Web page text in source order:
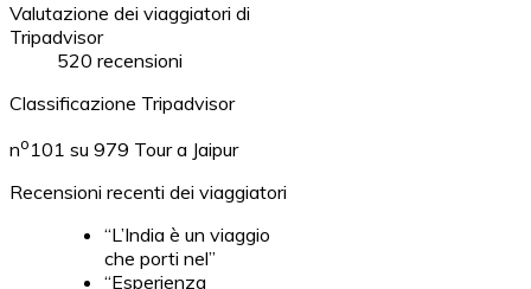
Valutazione dei viaggiatori di
Tripadvisor
520 recensioni
Classificazione Tripadvisor
no101 su 979 Tour a Jaipur
Recensioni recenti dei viaggiatori
“L’India è un viaggio
che porti nel”
“Esperienza